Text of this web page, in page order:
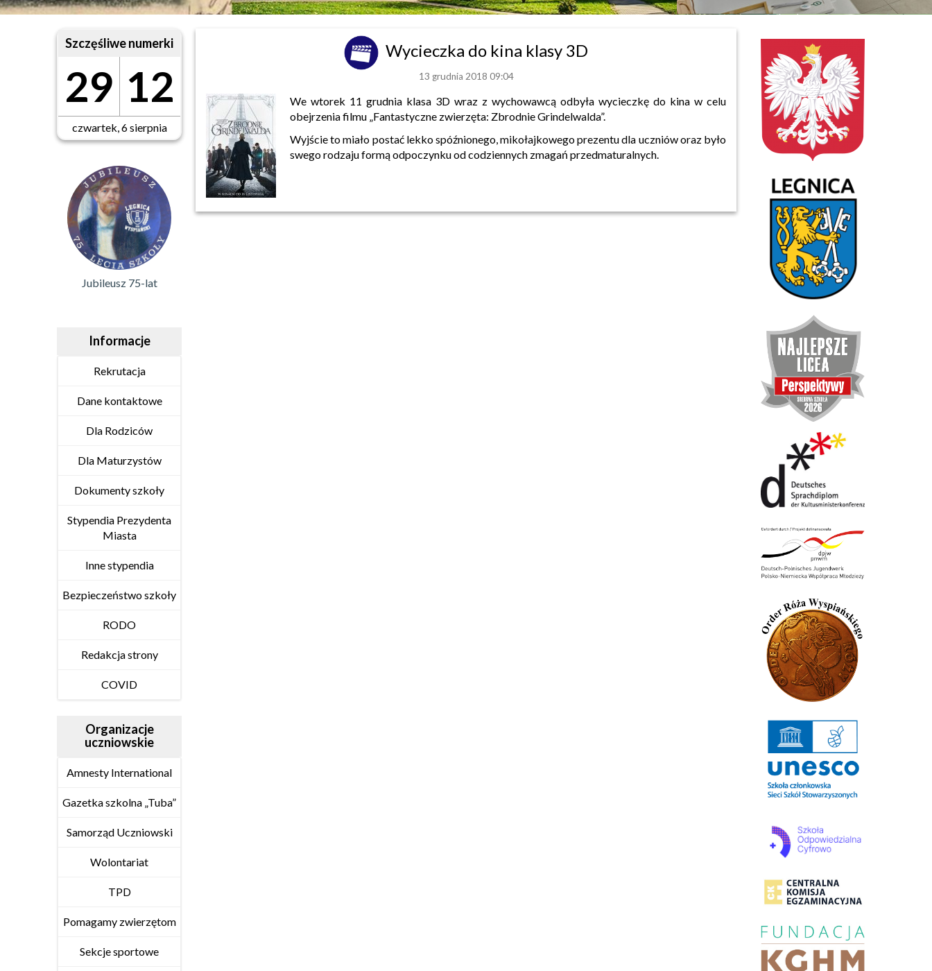
Szczęśliwe numerki
29 12
czwartek, 6 sierpnia
Jubileusz 75-lat
Informacje
Rekrutacja
Dane kontaktowe
Dla Rodziców
Dla Maturzystów
Dokumenty szkoły
Stypendia Prezydenta
Miasta
Inne stypendia
Bezpieczeństwo szkoły
RODO
Redakcja strony
COVID
Organizacje
uczniowskie
Amnesty International
Gazetka szkolna „Tuba”
Samorząd Uczniowski
Wolontariat
TPD
Pomagamy zwierzętom
Sekcje sportowe
Wycieczka do kina klasy 3D
13 grudnia 2018 09:04
We wtorek 11 grudnia klasa 3D wraz z wychowawcą odbyła wycieczkę do kina w celu
obejrzenia filmu „Fantastyczne zwierzęta: Zbrodnie Grindelwalda”.
Wyjście to miało postać lekko spóźnionego, mikołajkowego prezentu dla uczniów oraz było
swego rodzaju formą odpoczynku od codziennych zmagań przedmaturalnych.